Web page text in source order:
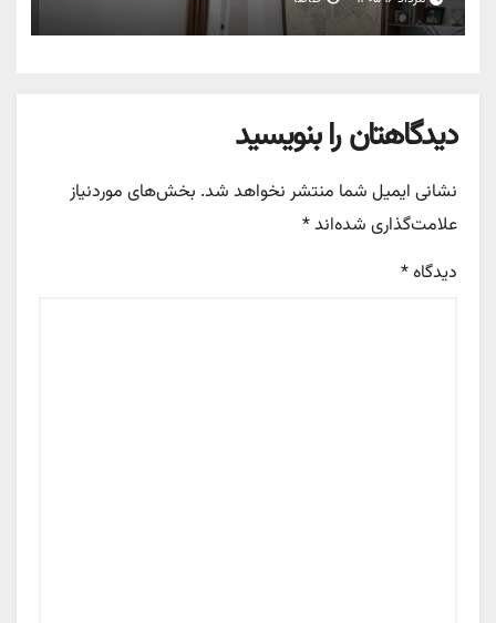
دیدگاهتان را بنویسید
نشانی ایمیل شما منتشر نخواهد شد. بخش‌های موردنیاز
علامت‌گذاری شده‌اند*
دیدگاه*